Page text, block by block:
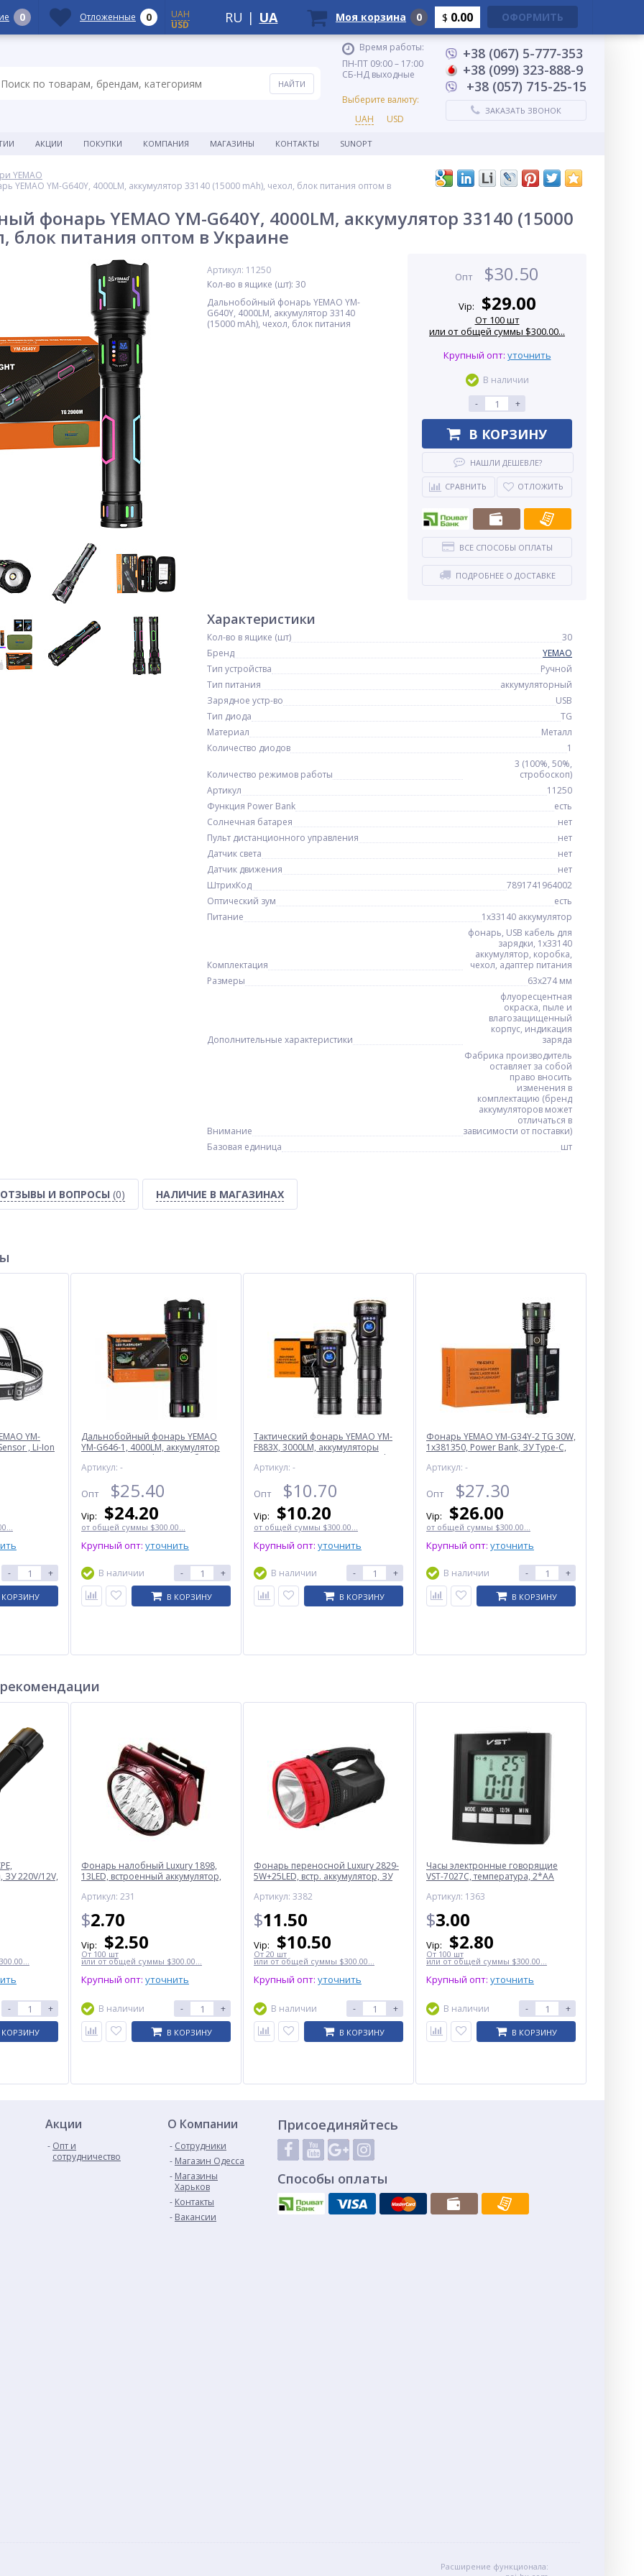
Время работы:
ПН-ПТ 09:00 – 17:00
СБ-НД выходные
Выберите валюту:
UAH
USD
+38 (067) 5-777-353
+38 (099) 323-888-9
+38 (057) 715-25-15
ЗАКАЗАТЬ ЗВОНОК
АКЦИИ ПОКУПКИ КОМПАНИЯ МАГАЗИНЫ КОНТАКТЫ SUNOPT
V-
Плата 9004 R
Весы ювелирные YD-9022,
200г (0,01г)
YEMAO
YEMAO YM-G640Y, 4000LM, аккумулятор 33140 (15000 mAh), чехол, блок питания оптом в
фонарь YEMAO YM-G640Y, 4000LM, аккумулятор 33140 (15000
блок питания оптом в Украине
Артикул: 11250
Кол-во в ящике (шт): 30
Дальнобойный фонарь YEMAO YM-
G640Y, 4000LM, аккумулятор 33140
(15000 mAh), чехол, блок питания
Опт $30.50
Vip: $29.00
От 100 шт
или от общей суммы $300.00...
Крупный опт: уточнить
В наличии
-
+
В КОРЗИНУ
НАШЛИ ДЕШЕВЛЕ?
СРАВНИТЬ ОТЛОЖИТЬ
ВСЕ СПОСОБЫ ОПЛАТЫ
ПОДРОБНЕЕ О ДОСТАВКЕ
Характеристики
Кол-во в ящике (шт)
30
Бренд
YEMAO
Тип устройства
Ручной
Тип питания
аккумуляторный
Зарядное устр-во
USB
Тип диода
TG
Материал
Металл
Количество диодов
1
Количество режимов работы
3 (100%, 50%,
стробоскоп)
Артикул
11250
Функция Power Bank
есть
Солнечная батарея
нет
Пульт дистанционного управления
нет
Датчик света
нет
Датчик движения
нет
ШтрихКод
7891741964002
Оптический зум
есть
Питание
1x33140 аккумулятор
Комплектация
фонарь, USB кабель для
зарядки, 1x33140
аккумулятор, коробка,
чехол, адаптер питания
Размеры
63х274 мм
Дополнительные характеристики
флуоресцентная
окраска, пыле и
влагозащищенный
корпус, индикация
заряда
Внимание
Фабрика производитель
оставляет за собой
право вносить
изменения в
комплектацию (бренд
аккумуляторов может
отличаться в
зависимости от поставки)
Базовая единица
шт
ОТЗЫВЫ И ВОПРОСЫ (0) НАЛИЧИЕ В МАГАЗИНАХ
YM-
, Li-Ion
- +
КОРЗИНУ
Дальнобойный фонарь YEMAO
YM-G646-1, 4000LM, аккумулятор
45650 (10000 mAh), чехол, блок
питания
Артикул: -
Опт $25.40
Vip: $24.20
от общей суммы $300.00...
Крупный опт: уточнить
В наличии - +
В КОРЗИНУ
Тактический фонарь YEMAO YM-
F883X, 3000LM, аккумуляторы
18650 + 18350 (3200 + 1500 mAh)
Артикул: -
Опт $10.70
Vip: $10.20
от общей суммы $300.00...
Крупный опт: уточнить
В наличии - +
В КОРЗИНУ
Фонарь YEMAO YM-G34Y-2 TG 30W,
1x381350, Power Bank, ЗУ Type-C,
Артикул: -
Опт $27.30
Vip: $26.00
от общей суммы $300.00...
Крупный опт: уточнить
В наличии - +
В КОРЗИНУ
ЗУ 220V/12V,
- +
КОРЗИНУ
Фонарь налобный Luxury 1898,
13LED, встроенный аккумулятор,
Артикул: 231
$2.70
Vip: $2.50
От 100 шт
или от общей суммы $300.00...
Крупный опт: уточнить
В наличии - +
В КОРЗИНУ
Фонарь переносной Luxury 2829-
5W+25LED, встр. аккумулятор, ЗУ
Артикул: 3382
$11.50
Vip: $10.50
От 20 шт
или от общей суммы $300.00...
Крупный опт: уточнить
В наличии - +
В КОРЗИНУ
Часы электронные говорящие
VST-7027С, температура, 2*AA
Артикул: 1363
$3.00
Vip: $2.80
От 100 шт
или от общей суммы $300.00...
Крупный опт: уточнить
В наличии - +
В КОРЗИНУ
Акции
Опт и
сотрудничество
О Компании
Сотрудники
Магазин Одесса
Магазины
Харьков
Контакты
Вакансии
Присоединяйтесь
Способы оплаты
Расширение функционала:
0 Отложенные 0
UAH
USD
RU | UA Моя корзина 0 $ 0.00 ОФОРМИТЬ